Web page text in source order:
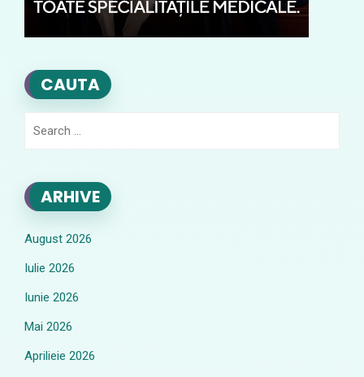
CAUTA
ARHIVE
August 2026
Iulie 2026
Iunie 2026
Mai 2026
Aprilieie 2026